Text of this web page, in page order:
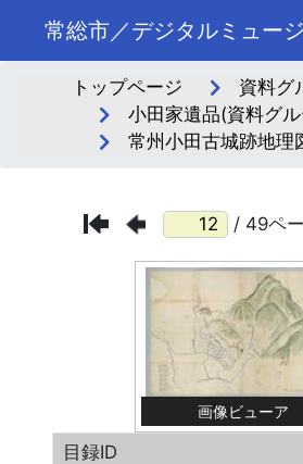
常総市／デジタルミュー
トップページ
資料グ
小田家遺品(資料グ
常州小田古城跡地理
/ 49ペ
画像ビューア
目録ID